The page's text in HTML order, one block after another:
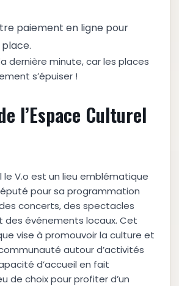
paiement en ligne pour
dernière minute, car les places
s’épuiser !
l’Espace Culturel
le V.o est un lieu emblématique
pour sa programmation
concerts, des spectacles
des événements locaux. Cet
vise à promouvoir la culture et
autour d’activités
d’accueil en fait
de choix pour profiter d’un